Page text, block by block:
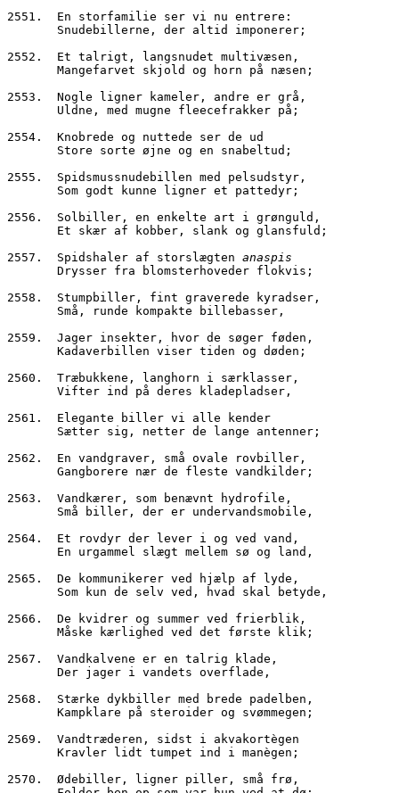
2551.  En storfamilie ser vi nu entrere:
       Snudebillerne, der altid imponerer;
2552.  Et talrigt, langsnudet multivæsen,
       Mangefarvet skjold og horn på næsen;
2553.  Nogle ligner kameler, andre er grå,
       Uldne, med mugne fleecefrakker på;
2554.  Knobrede og nuttede ser de ud
       Store sorte øjne og en snabeltud;
2555.  Spidsmussnudebillen med pelsudstyr,
       Som godt kunne ligner et pattedyr;
2556.  Solbiller, en enkelte art i grønguld,
       Et skær af kobber, slank og glansfuld;
2557.  Spidshaler af storslægten anaspis
       Drysser fra blomsterhoveder flokvis;
2558.  Stumpbiller, fint graverede kyradser,
       Små, runde kompakte billebasser,
2559.  Jager insekter, hvor de søger føden,
       Kadaverbillen viser tiden og døden;
2560.  Træbukkene, langhorn i særklasser,
       Vifter ind på deres kladepladser,
2561.  Elegante biller vi alle kender
       Sætter sig, netter de lange antenner;
2562.  En vandgraver, små ovale rovbiller,
       Gangborere nær de fleste vandkilder;
2563.  Vandkærer, som benævnt hydrofile,
       Små biller, der er undervandsmobile,
2564.  Et rovdyr der lever i og ved vand,
       En urgammel slægt mellem sø og land,
2565.  De kommunikerer ved hjælp af lyde,
       Som kun de selv ved, hvad skal betyde,
2566.  De kvidrer og summer ved frierblik,
       Måske kærlighed ved det første klik;
2567.  Vandkalvene er en talrig klade,
       Der jager i vandets overflade,
2568.  Stærke dykbiller med brede padelben,
       Kampklare på steroider og svømmegen;
2569.  Vandtræderen, sidst i akvakortègen
       Kravler lidt tumpet ind i manègen;
2570.  Ødebiller, ligner piller, små frø,